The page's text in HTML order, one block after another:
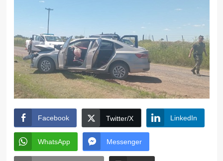
Facebook Twitter/X LinkedIn
WhatsApp Messenger